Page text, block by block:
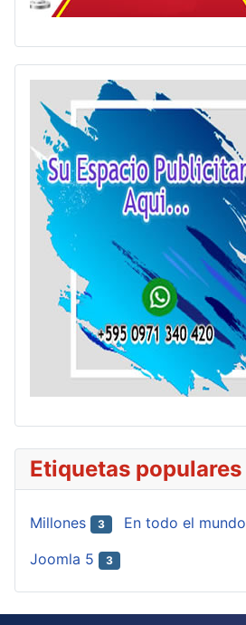
Etiquetas populares
Millones 3 En todo el mundo
Joomla 5 3